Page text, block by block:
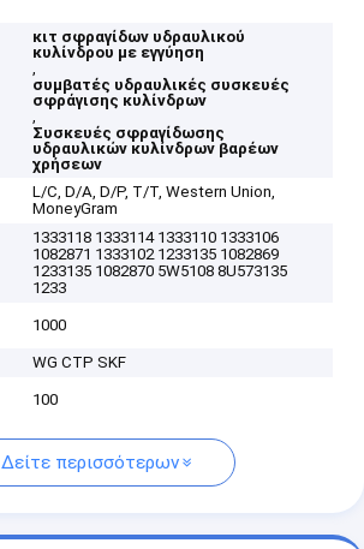
κιτ σφραγίδων υδραυλικού
κυλίνδρου με εγγύηση
,
συμβατές υδραυλικές συσκευές
σφράγισης κυλίνδρων
,
Συσκευές σφραγίδωσης
υδραυλικών κυλίνδρων βαρέων
χρήσεων
L/C, D/A, D/P, T/T, Western Union,
MoneyGram
1333118 1333114 1333110 1333106
1082871 1333102 1233135 1082869
1233135 1082870 5W5108 8U573135
1233
1000
WG CTP SKF
100
Δείτε περισσότερων